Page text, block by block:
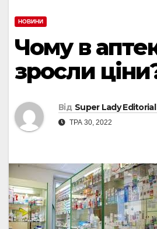
НОВИНИ
Чому в
зросли
Від Super Lady
ТРА 30, 2022